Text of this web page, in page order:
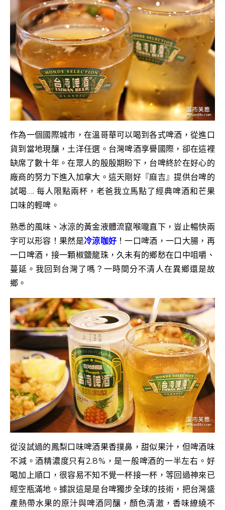
作為一個國際城市，在溫哥華可以喝到各式啤酒，從進口
貨到當地現釀，土洋任選。台灣啤酒享譽國際，卻在這裡
缺席了數十年。在眾人的殷殷期盼下，台啤終於在好心的
廠商的努力下進入加拿大。這天剛好『麻吉』提供台啤的
試喝…. 每人限點兩杯，老爸我立馬點了經典啤酒和芒果
口味的輕啤。
熟悉的風味、冰涼的黃金液體流竄喉嚨直下，豈止暢快兩
字可以形容！果然是冷涼咖好 ！一口啤酒，一口大腸，再
一口啤酒，接一顆椒鹽龍珠，久未有的鄉愁在口中咀嚼、
蔓延。我回到台灣了嗎？一時間分不清人在異鄉還是故
鄉。
從沒試過的鳳梨口味啤酒果香撲鼻，甜似果汁，但啤酒味
不減。酒精濃度只有2.8%，是一般啤酒的一半左右。好
喝加上順口，很容易不知不覺一杯接一杯，等回過神來已
經空瓶滿地。 據說這是是台啤獨步全球的技術，把台灣盛
產熱帶水果的原汁與啤酒同釀，顏色清澈，香味繚繞不